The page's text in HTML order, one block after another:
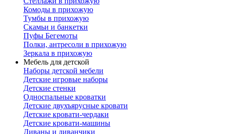
Комоды в прихожую
Тумбы в прихожую
Скамьи и банкетки
Пуфы Бегемоты
Полки, антресоли в прихожую
Зеркала в прихожую
Мебель для детской
Наборы детской мебели
Детские игровые наборы
Детские стенки
Односпальные кроватки
Детские двухъярусные кровати
Детские кровати-чердаки
Детские кровати-машины
Диваны и диванчики